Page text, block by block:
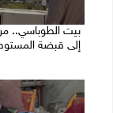
بيت الطوباسي..
إلى قبضة